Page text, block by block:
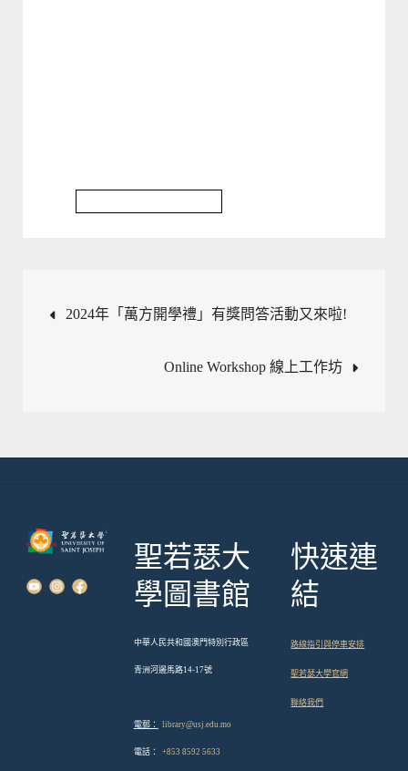
文
覽
2024年「萬方開學禮」有獎問答活動又來啦!
Online Workshop 線上工作坊
聖若瑟大
學圖書館
中華人民共和國澳門特別行政區
青洲河邊馬路14-17號
電郵： library@usj.edu.mo
電話： +853 8592 5633
快速連
結
路線指引與停車安排
聖若瑟大學官網
聯絡我們